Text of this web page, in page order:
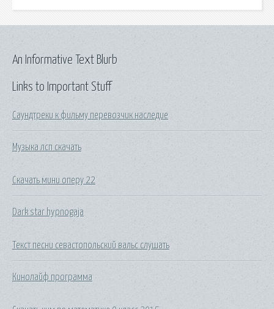
Links to Important Stuff
Саундтреки к фильму перевозчик наследие
Музыка лсп скачать
Скачать мини оперу 22
Dark star hypnogaja
Текст песни севастопольский вальс слушать
Кинолайф программа
An Informative Text Blurb